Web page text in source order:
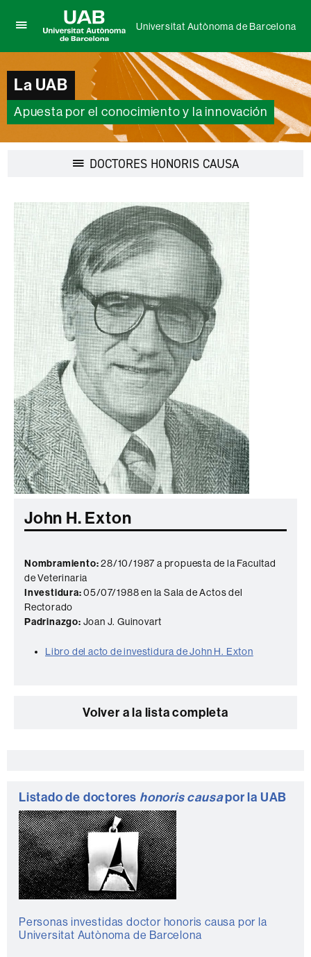
aquí
desplegar
el
menú
de
Autònoma
Autònoma
de
Barcelona
Universitat Autònoma de Barcelona
La UAB
Apuesta por el conocimiento y la innovación
DOCTORES HONORIS CAUSA
John H. Exton
Nombramiento:28/10/1987 a propuesta de la Facultad
de Veterinaria
Investidura:05/07/1988 en la Sala de Actos del
Rectorado
Padrinazgo: Joan J. Guinovart
Libro del acto de investidura de John H. Exton
Volver a la lista completa
Listado de doctores honoris causapor la UAB
Personas investidas doctor honoris causa por la
Universitat Autònoma de Barcelona